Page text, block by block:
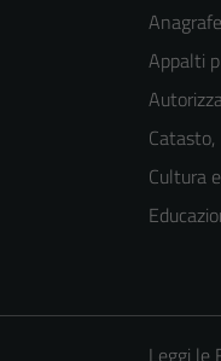
Appalti
Cultura